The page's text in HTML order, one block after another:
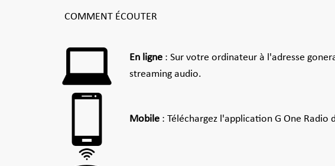
COMMENT ÉCOUTER
En ligne : Sur votre ordinateur à l'adresse
streaming audio.
Mobile : Téléchargez l'application G One Radio